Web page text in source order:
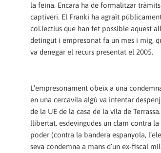
la feina. Encara ha de formalitzar
captiveri. El Franki ha agraït
col.lectius que han fet possible aquest
detingut i empresonat fa un mes i mig,
va denegar el recurs presentat el 2005.
L’empresonament obeïx a una
en una cercavila algú va intentar
de la UE de la casa de la vila de
llibertat, esdevingudes un clam contra
poder (contra la bandera espanyola,
seva condemna a mans d’un ex-fiscal